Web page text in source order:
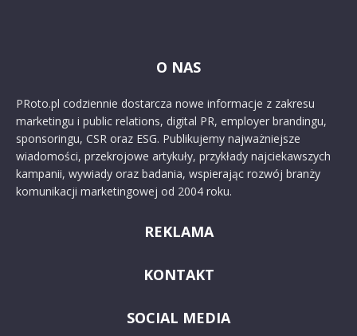
O NAS
PRoto.pl codziennie dostarcza nowe informacje z zakresu
marketingu i public relations, digital PR, employer brandingu,
sponsoringu, CSR oraz ESG. Publikujemy najważniejsze
wiadomości, przekrojowe artykuły, przykłady najciekawszych
kampanii, wywiady oraz badania, wspierając rozwój branży
komunikacji marketingowej od 2004 roku.
REKLAMA
KONTAKT
SOCIAL MEDIA